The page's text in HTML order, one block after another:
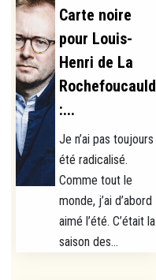
Carte noire
pour Louis-
Henri de La
Rochefoucauld
:...
Je n’ai pas toujours
été radicalisé.
Comme tout le
monde, j’ai d’abord
aimé l’été. C’était la
saison des...